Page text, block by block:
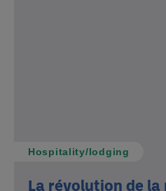
Hospitality/lodging
La révolution de